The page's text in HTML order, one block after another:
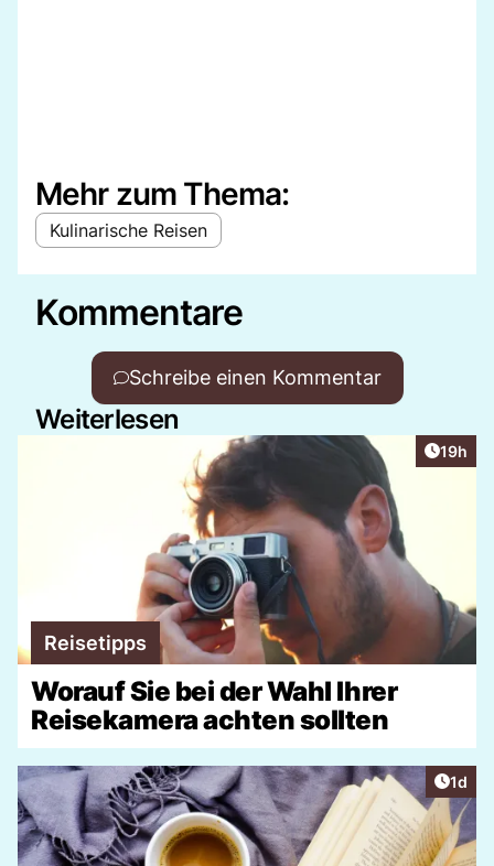
Mehr zum Thema:
Kulinarische Reisen
Kommentare
Schreibe einen Kommentar
Weiterlesen
Artikel
19h
Reisetipps
Worauf Sie bei der Wahl Ihrer
Reisekamera achten sollten
1d